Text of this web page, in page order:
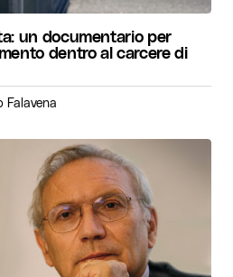
un documentario per
dentro al carcere di
Falavena